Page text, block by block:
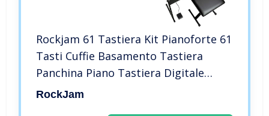
Rockjam 61 Tastiera Kit Pianoforte 61
Tasti Cuffie Basamento Tastiera
Panchina Piano Tastiera Digitale
Sostenere Pedale e Semplicemente
RockJam